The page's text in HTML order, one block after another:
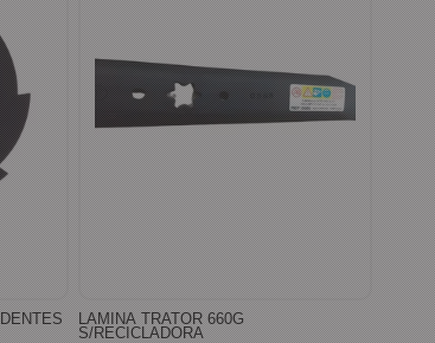
LAMINA TRATOR 660G
S/RECICLADORA